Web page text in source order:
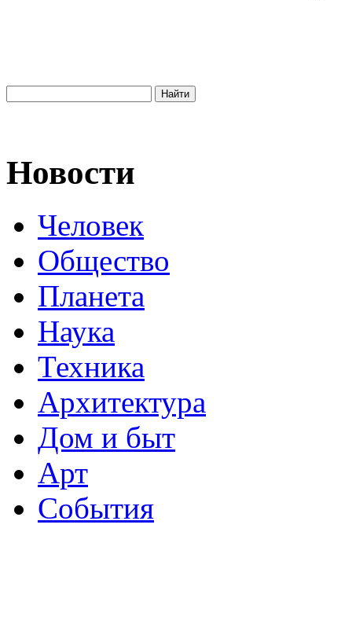
Новости
Человек
Общество
Планета
Наука
Техника
Архитектура
Дом и быт
Арт
События